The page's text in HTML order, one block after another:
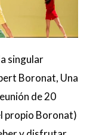
singular
Boronat, Una
de 20
propio Boronat)